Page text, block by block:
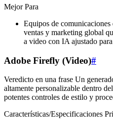
Mejor Para
Equipos de
ventas y marketing global
a video con IA ajustado
Adobe Firefly (Video)#
Veredicto en una frase Un
altamente personalizable dentro
potentes controles de estilo y
Características/Especificaciones